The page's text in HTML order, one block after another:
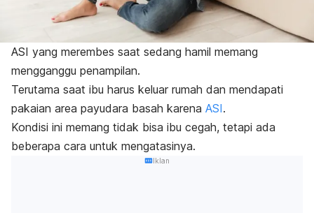
ASI yang merembes saat sedang hamil memang
mengganggu penampilan.
Terutama saat ibu harus keluar rumah dan mendapati
pakaian area payudara basah karena ASI.
Kondisi ini memang tidak bisa ibu cegah, tetapi ada
beberapa cara untuk mengatasinya.
Iklan